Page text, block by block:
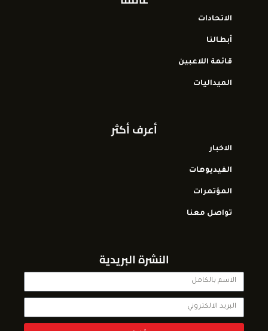
الاتحادات
أبطالنا
قائمة اللاعبين
الميداليات
أعرف أكثر
الاخبار
الفيديوهات
المؤتمرات
تواصل معنا
النشرة البريدية